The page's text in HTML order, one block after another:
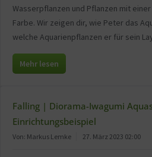
Wasserpflanzen und Pflanzen mit
Farbe. Wir zeigen dir, wie Peter das
welche Aquarienpflanzen er für sein
Mehr lesen
Falling | Diorama-Iwagumi
Einrichtungsbeispiel
Von: Markus Lemke 27. März 2023 02:00